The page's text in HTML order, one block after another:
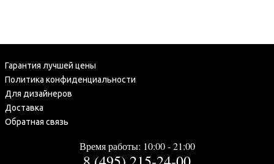
Гарантия лучшей цены
Политика конфиденциальности
Для дизайнеров
Доставка
Обратная связь
Время работы: 10:00 - 21:00